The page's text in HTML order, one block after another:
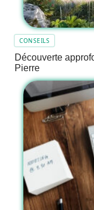
CONSEILS
Découverte
Pierre